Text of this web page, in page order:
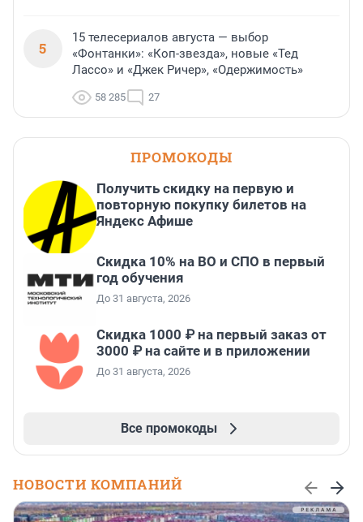
5
15 телесериалов августа — выбор
«Фонтанки»: «Коп-звезда», новые «Тед
Лассо» и «Джек Ричер», «Одержимость»
58 285 27
ПРОМОКОДЫ
Получить скидку на первую и
повторную покупку билетов на
Яндекс Афише
Скидка 10% на ВО и СПО в первый
год обучения
До 31 августа, 2026
Скидка 1000 ₽ на первый заказ от
3000 ₽ на сайте и в приложении
До 31 августа, 2026
Все промокоды
НОВОСТИ КОМПАНИЙ